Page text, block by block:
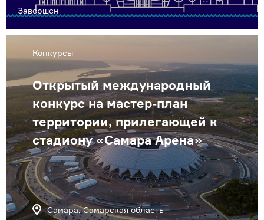
Завершен
Конкурсы
Открытый международный
конкурс на мастер-план
территории, прилегающей к
стадиону «Самара Арена»
Самара, Самарская область